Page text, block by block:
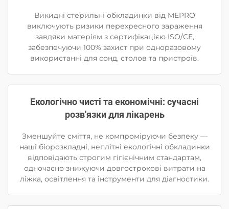
Викидні стерильні обкладинки від MEPRO
виключують ризики перехресного зараження
завдяки матеріям з сертифікацією ISO/CE,
забезпечуючи 100% захист при одноразовому
використанні для сонд, столов та пристроїв.
Екологічно чисті та економічні: сучасні
розв'язки для лікарень
Зменшуйте сміття, не компроміруючи безпеку —
наші біорозкладні, неплітні екологічні обкладинки
відповідають строгим гігієнічним стандартам,
одночасно знижуючи довгострокові витрати на
ліжка, освітлення та інструменти для діагностики.